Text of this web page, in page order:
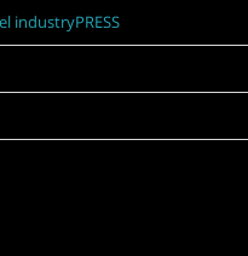
industryPRESS